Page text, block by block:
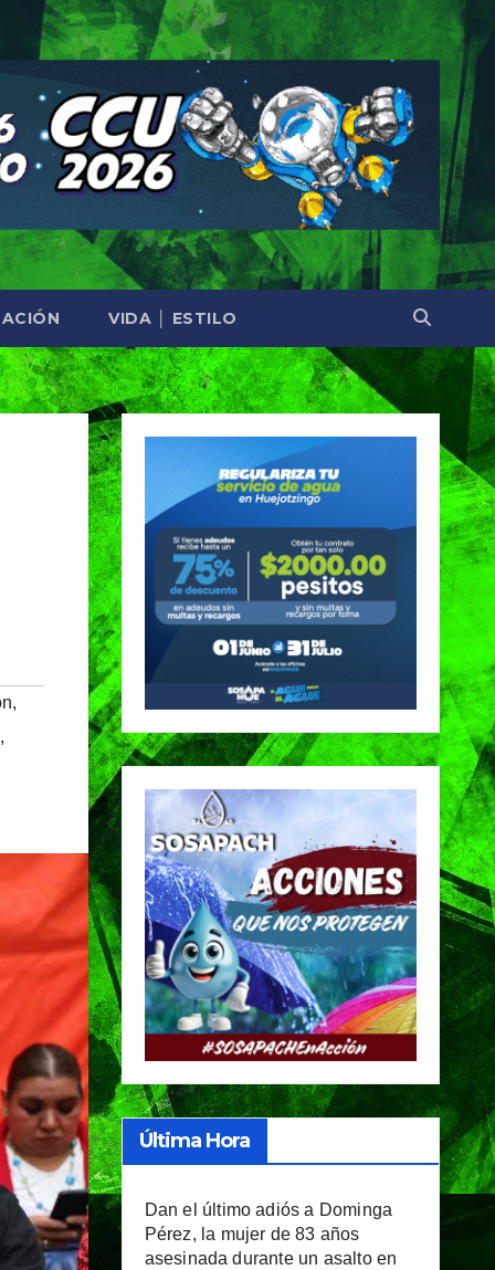
VIDA │ ESTILO
,
,
Última Hora
Dan el último adiós a Dominga
Pérez, la mujer de 83 años
asesinada durante un asalto en